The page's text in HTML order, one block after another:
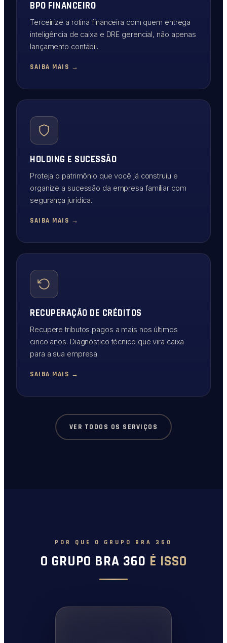
BPO FINANCEIRO
Terceirize a rotina financeira com quem entrega
inteligência de caixa e DRE gerencial, não apenas
lançamento contábil.
SAIBA MAIS →
HOLDING E SUCESSÃO
Proteja o patrimônio que você já construiu e
organize a sucessão da empresa familiar com
segurança jurídica.
SAIBA MAIS →
RECUPERAÇÃO DE CRÉDITOS
Recupere tributos pagos a mais nos últimos
cinco anos. Diagnóstico técnico que vira caixa
para a sua empresa.
SAIBA MAIS →
VER TODOS OS SERVIÇOS
POR QUE O GRUPO BRA 360
O GRUPO BRA 360 É ISSO